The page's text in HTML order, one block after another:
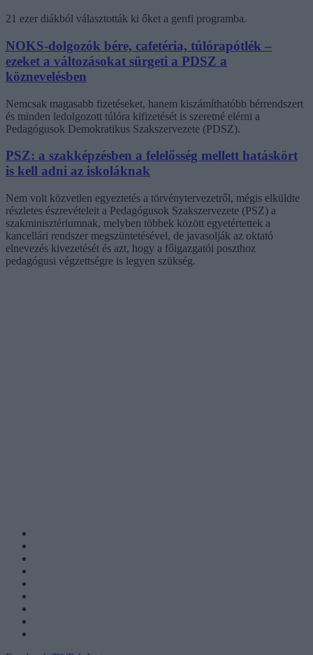
21 ezer diákból választották ki őket a genfi programba.
NOKS-dolgozók bére, cafetéria, túlórapótlék –
ezeket a változásokat sürgeti a PDSZ a
köznevelésben
Nemcsak magasabb fizetéseket, hanem kiszámíthatóbb bérrendszert
és minden ledolgozott túlóra kifizetését is szeretné elérni a
Pedagógusok Demokratikus Szakszervezete (PDSZ).
PSZ: a szakképzésben a felelősség mellett hatáskört
is kell adni az iskoláknak
Nem volt közvetlen egyeztetés a törvénytervezetről, mégis elküldte
részletes észrevételeit a Pedagógusok Szakszervezete (PSZ) a
szakminisztériumnak, melyben többek között egyetértettek a
kancellári rendszer megszüntetésével, de javasolják az oktató
elnevezés kivezetését és azt, hogy a főigazgatói poszthoz
pedagógusi végzettségre is legyen szükség.